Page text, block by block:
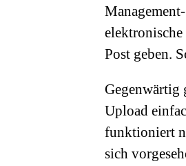
Post geben.
Gegenwärtig
Upload
funktioniert
sich